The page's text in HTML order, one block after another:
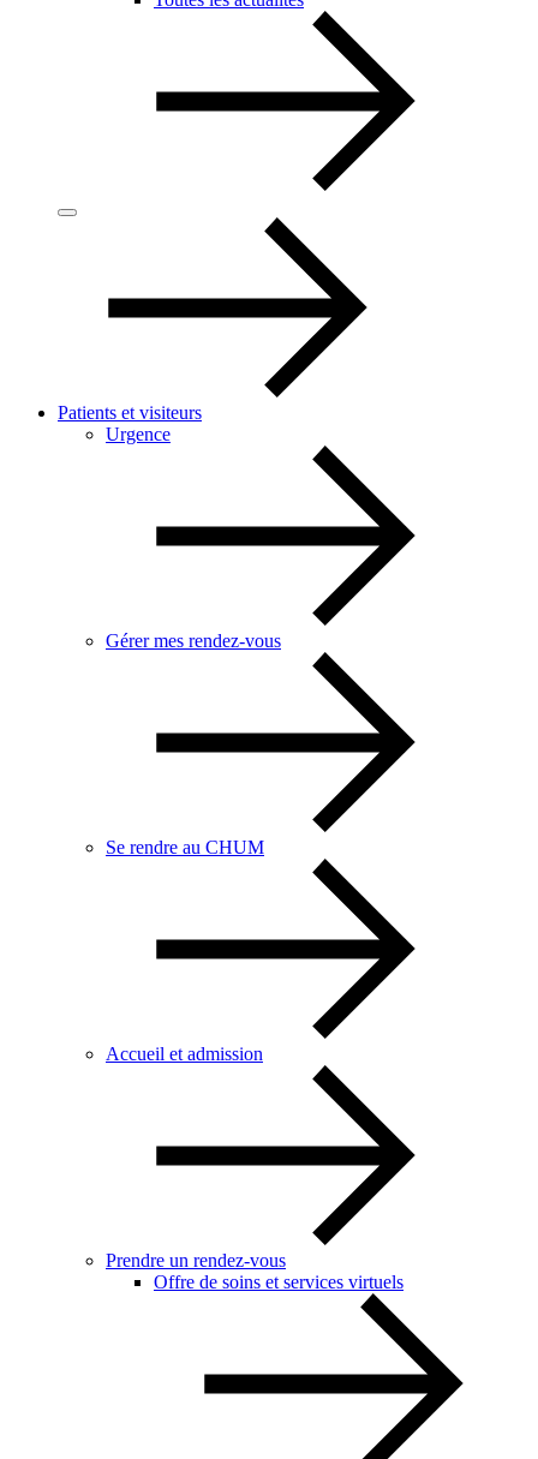
Patients et visiteurs
Urgence
Gérer mes rendez-vous
Se rendre au CHUM
Accueil et admission
Prendre un rendez-vous
Offre de soins et services virtuels